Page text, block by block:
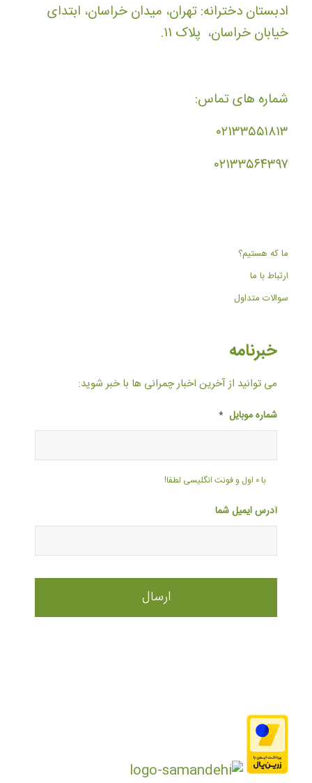
ادبستان دخترانه: تهران، میدان خراسان، ابتدای
خیابان خراسان، پلاک ۱۱.
شماره های تماس:
۰۲۱۳۳۵۵۱۸۱۳
۰۲۱۳۳۵۶۴۳۹۷
ما که هستیم؟
ارتباط با ما
سوالات متداول
خبرنامه
می توانید از آخرین اخبار چمرانی ها با خبر شوید:
شماره موبایل *
با ۰ اول و فونت انگلیسی لطفا!
آدرس ایمیل شما